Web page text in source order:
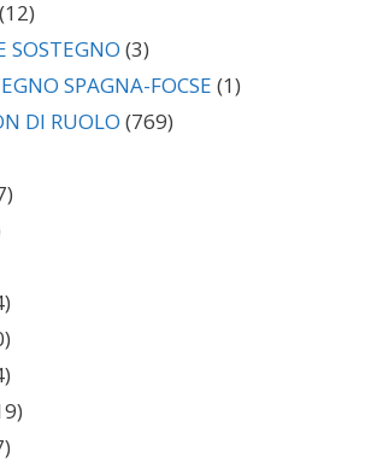
(12)
SOSTEGNO (3)
SPAGNA-FOCSE (1)
DI RUOLO (769)